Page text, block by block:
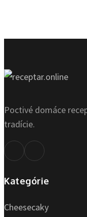
Poctivé domáce
tradície.
Kategórie
Cheesecaky